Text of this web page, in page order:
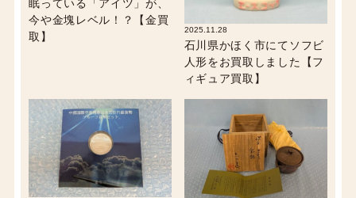
眠っている「アイツ」が、
今や金塊レベル！？【金買
取】
2025.11.28
石川県かほく市にてソフビ
人形をお買取しました【フ
ィギュア買取】